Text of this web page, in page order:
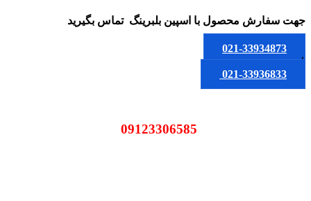
جهت سفارش محصول با اسپین بلبرینگ تماس بگیرید
021-33934873
یا
021-33936833